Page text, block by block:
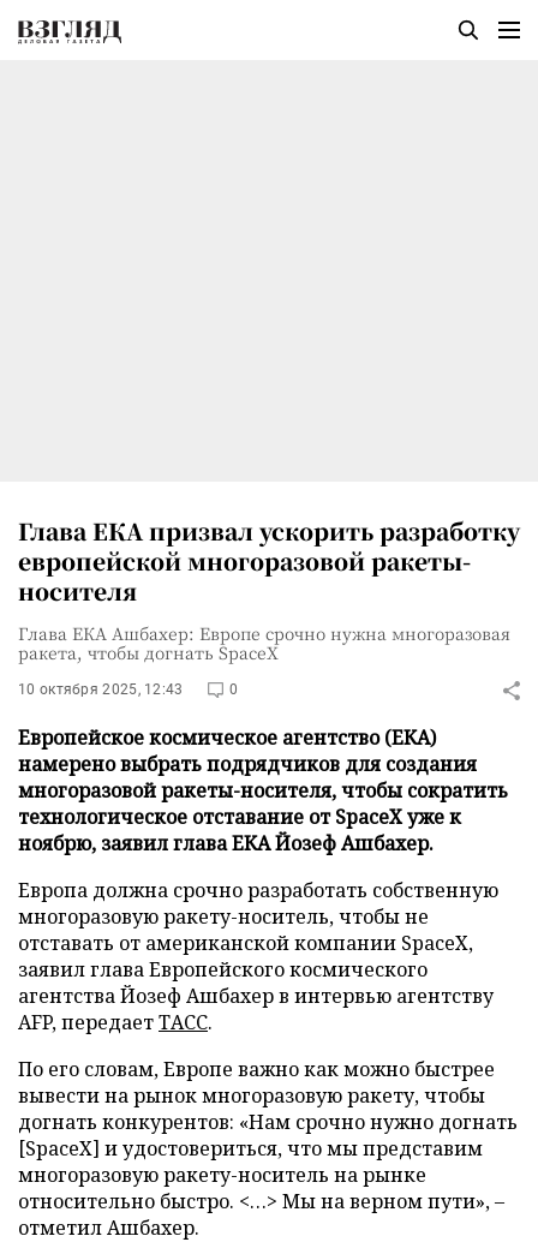
Глава ЕКА призвал ускорить разработку
европейской многоразовой ракеты-
носителя
Глава ЕКА Ашбахер: Европе срочно нужна многоразовая
ракета, чтобы догнать SpaceX
10 октября 2025, 12:43 0
Европейское космическое агентство (ЕКА)
намерено выбрать подрядчиков для создания
многоразовой ракеты-носителя, чтобы сократить
технологическое отставание от SpaceX уже к
ноябрю, заявил глава ЕКА Йозеф Ашбахер.
Европа должна срочно разработать собственную
многоразовую ракету-носитель, чтобы не
отставать от американской компании SpaceX,
заявил глава Европейского космического
агентства Йозеф Ашбахер в интервью агентству
AFP, передаетТАСС.
По его словам, Европе важно как можно быстрее
вывести на рынок многоразовую ракету, чтобы
догнать конкурентов: «Нам срочно нужно догнать
[SpaceX] и удостовериться, что мы представим
многоразовую ракету-носитель на рынке
относительно быстро. <…> Мы на верном пути», –
отметил Ашбахер.